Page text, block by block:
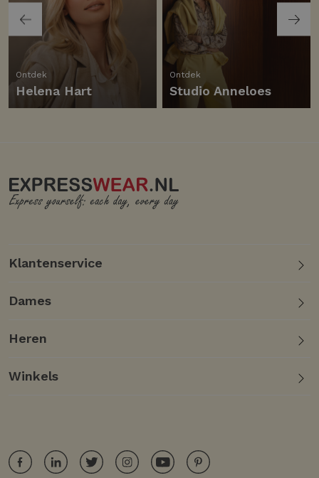
Ontdek
Helena Hart
Ontdek
Studio Anneloes
Klantenservice
Dames
Heren
Winkels